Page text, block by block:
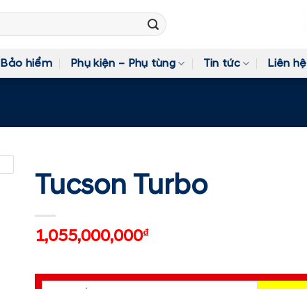
Bảo hiểm Phụ kiện – Phụ tùng Tin tức Liên hệ
Tucson Turbo
1,055,000,000₫